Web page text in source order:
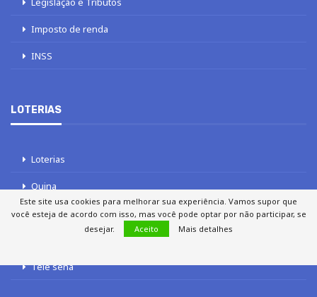
Imposto de renda
INSS
LOTERIAS
Loterias
Quina
Lotofácil
Tele sena
Este site usa cookies para melhorar sua experiência. Vamos supor que
você esteja de acordo com isso, mas você pode optar por não participar, se
desejar.
Aceito Mais detalhes